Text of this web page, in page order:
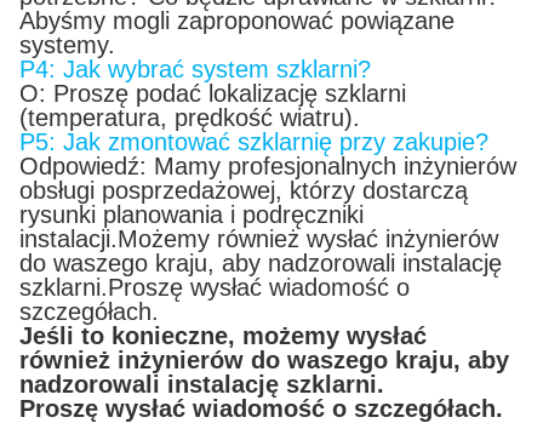
Abyśmy mogli zaproponować powiązane
systemy.
P4: Jak wybrać system szklarni?
O: Proszę podać lokalizację szklarni
(temperatura, prędkość wiatru).
P5: Jak zmontować szklarnię przy zakupie?
Odpowiedź: Mamy profesjonalnych inżynierów
obsługi posprzedażowej, którzy dostarczą
rysunki planowania i podręczniki
instalacji.Możemy również wysłać inżynierów
do waszego kraju, aby nadzorowali instalację
szklarni.Proszę wysłać wiadomość o
szczegółach.
Jeśli to konieczne, możemy wysłać
również inżynierów do waszego kraju, aby
nadzorowali instalację szklarni.
Proszę wysłać wiadomość o szczegółach.